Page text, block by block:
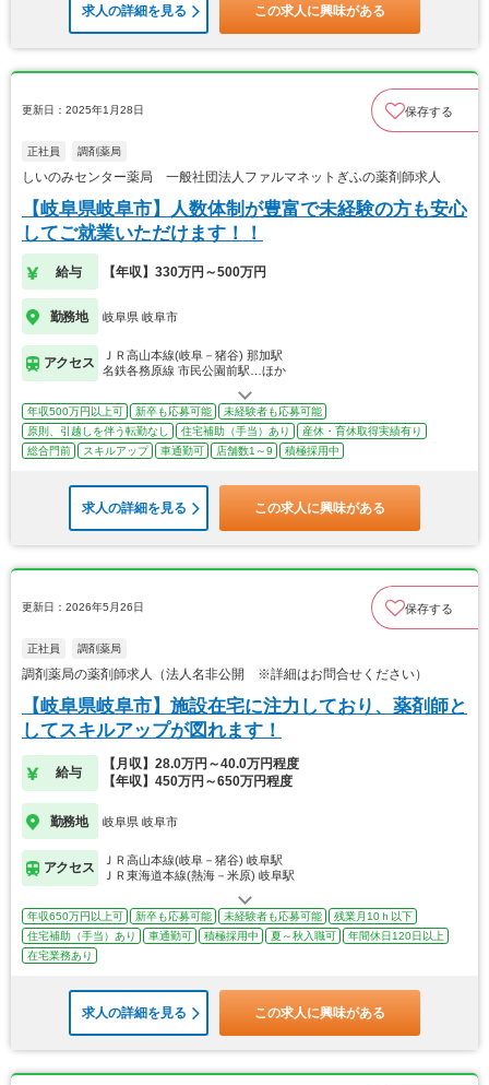
求人の詳細を見る この求人に興味がある
更新日：2025年1月28日 保存する
正社員 調剤薬局
しいのみセンター薬局 一般社団法人ファルマネットぎふの薬剤師求人
【岐阜県岐阜市】人数体制が豊富で未経験の方も安心
してご就業いただけます！！
給与 【年収】330万円～500万円
勤務地 岐阜県 岐阜市
アクセス
ＪＲ高山本線(岐阜－猪谷) 那加駅
名鉄各務原線 市民公園前駅…ほか
年収500万円以上可 新卒も応募可能
未経験者も応募可能
原則、引越しを伴う転勤なし
住宅補助（手当）あり
産休・育休取得実績有り
総合門前
スキルアップ 車通勤可 店舗数1～9 積極採用中
求人の詳細を見る この求人に興味がある
更新日：2026年5月26日 保存する
正社員 調剤薬局
調剤薬局の薬剤師求人（法人名非公開 ※詳細はお問合せください）
【岐阜県岐阜市】施設在宅に注力しており、薬剤師と
してスキルアップが図れます！
給与
【月収】28.0万円～40.0万円程度
【年収】450万円～650万円程度
勤務地 岐阜県 岐阜市
アクセス
ＪＲ高山本線(岐阜－猪谷) 岐阜駅
ＪＲ東海道本線(熱海－米原) 岐阜駅
年収650万円以上可 新卒も応募可能 未経験者も応募可能
残業月10ｈ以下
住宅補助（手当）あり
車通勤可 積極採用中 夏～秋入職可
年間休日120日以上
在宅業務あり
求人の詳細を見る この求人に興味がある